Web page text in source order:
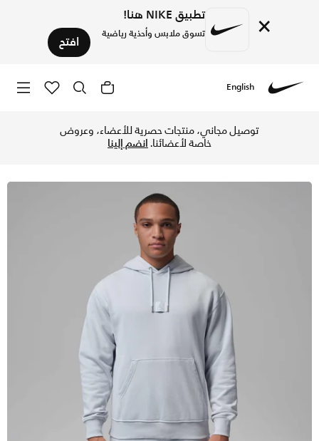
× تطبيق NIKE هنا!
تسوق ملابس وأحذية رياضية افتح
English
توصيل مجاني، منتجات حصرية للأعضاء، وعروض
خاصة لأعضائنا.انضم إلينا